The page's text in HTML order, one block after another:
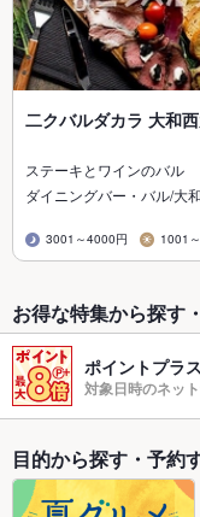
二クバルダカラ 大和
ステーキとワインのバル
ダイニングバー・バル/大
3001～4000円 1001
お得な特集から探す
ポイントプラ
対象日時のネッ
目的から探す・予約